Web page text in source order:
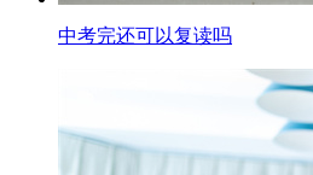
中考完还可以复读吗